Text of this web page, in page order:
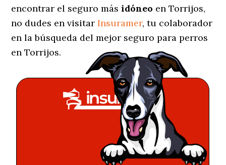
encontrar el seguro másidóneo en Torrijos,
no dudes en visitarInsuramer, tu colaborador
en la búsqueda del mejor seguro para perros
en Torrijos.